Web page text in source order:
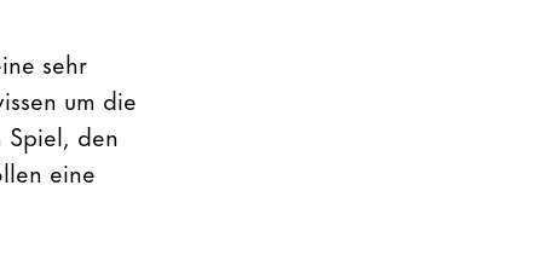
sehr
um die
Spiel, den
eine